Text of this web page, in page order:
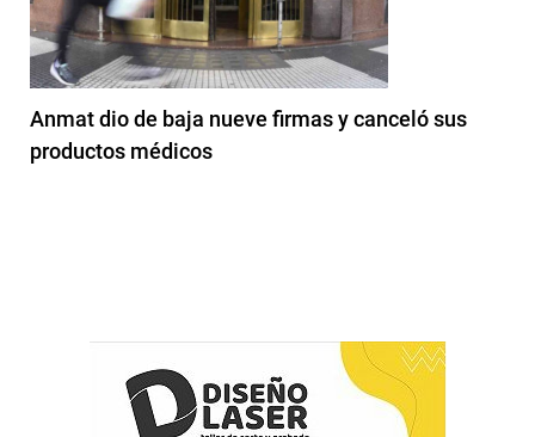
Anmat dio de baja nueve firmas y canceló sus
productos médicos